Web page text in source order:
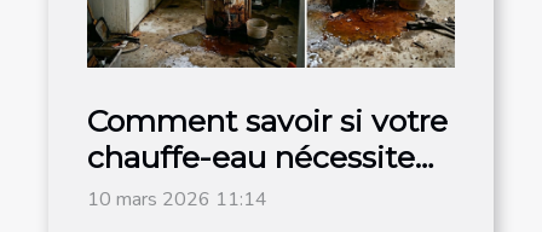
Comment savoir si votre
chauffe-eau nécessite
un remplacement ?
10 mars 2026 11:14